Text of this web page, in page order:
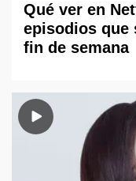
Qué ver en
episodios que
fin de semana